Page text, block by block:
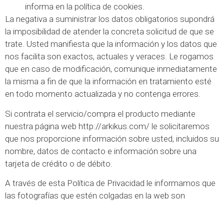
informa en la política de cookies.
La negativa a suministrar los datos obligatorios supondrá
la imposibilidad de atender la concreta solicitud de que se
trate. Usted manifiesta que la información y los datos que
nos facilita son exactos, actuales y veraces. Le rogamos
que en caso de modificación, comunique inmediatamente
la misma a fin de que la información en tratamiento esté
en todo momento actualizada y no contenga errores.
Si contrata el servicio/compra el producto mediante
nuestra página web http://arkikus.com/ le solicitaremos
que nos proporcione información sobre usted, incluidos su
nombre, datos de contacto e información sobre una
tarjeta de crédito o de débito.
A través de esta Política de Privacidad le informamos que
las fotografías que estén colgadas en la web son